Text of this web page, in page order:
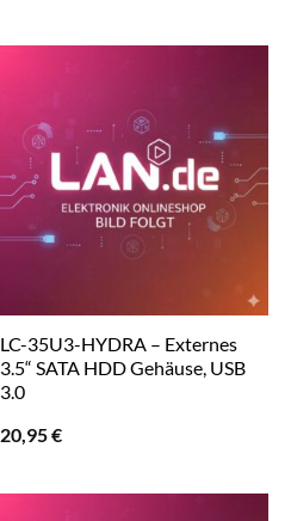
LC-35U3-HYDRA – Externes
3.5“ SATA HDD Gehäuse, USB
3.0
20,95€